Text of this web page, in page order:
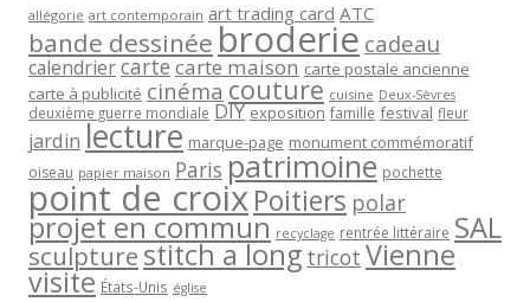
allégorie art contemporain art trading card ATC
bande dessinée broderie cadeau
calendriercartecarte maison carte postale ancienne
carte à publicité cinéma couture cuisine Deux-Sèvres
deuxième guerre mondiale DIY exposition famille festival fleur
jardin lecture marque-page monument commémoratif
oiseau papier maison Paris patrimoine pochette
point de croixPoitiers polar
projet en commun recyclage rentrée littéraire SAL
sculpturestitch a long tricot Vienne
visite États-Unis église